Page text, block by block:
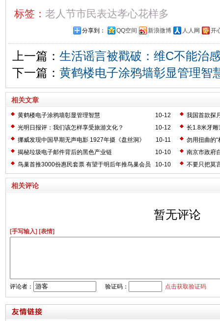
标签： 老人节市民表达孝心花样多
分享到： QQ空间 新浪微博 人人网 开
上一篇： 生活谣言被戳破：维C不能治
下一篇： 黄鹤楼电子涂鸦墙彰显管理智
相关文章
10-12
黄鹤楼电子涂鸦墙彰显管理智慧
我国首款探
10-12
光明日报评：我们该怎样享受旅游文化？
长1.8米牙
10-11
挪威发现中国早期无声电影 1927年摄《盘丝洞》
勿用扭曲的“
10-10
揭秘垃圾电子邮件背后的黑色产业链
南京市政府
10-10
鸟巢首推3000份惠民套票 有望于明后年推鸟巢会员
卡
不要只把莫
相关评论
暂无评论
[手写输入] [表情]
评论者： 验证码： 点击获取验证码